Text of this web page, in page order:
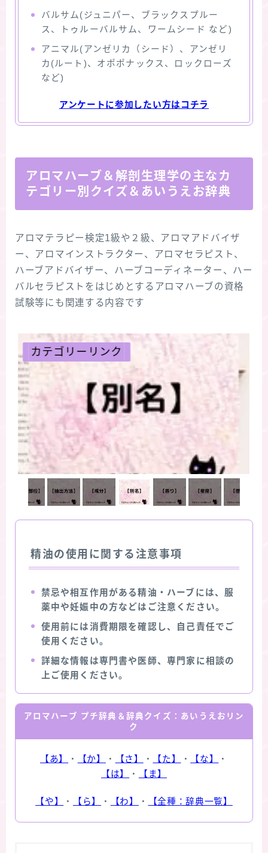
バルサム(ジュニパー、ブラックスプルー
ス、トゥルーバルサム、ワームシード など)
アニマル(アンゼリカ（シード）、アンゼリ
カ(ルート)、オポポナックス、ロックローズ
など)
アンケートに参加したい方はコチラ
アロマハーブ＆解剖生理学の主なカ
テゴリー別クイズ＆あいうえお辞典
アロマテラピー検定1級や２級、アロマアドバイザ
ー、アロマインストラクター、アロマセラピスト、
ハーブアドバイザー、ハーブコーディネーター、ハー
バルセラピストをはじめとするアロマハーブの資格
試験等にも関連する内容です
カテゴリーリンク
精油の使用に関する注意事項
禁忌や相互作用がある精油・ハーブには、服
薬中や妊娠中の方などはご注意ください。
使用前には消費期限を確認し、自己責任でご
使用ください。
詳細な情報は専門書や医師、専門家に相談の
上ご使用ください。
アロマハーブ プチ辞典＆辞典クイズ：あいうえおリン
ク
【あ】 ・ 【か】 ・ 【さ】 ・ 【た】 ・ 【な】
・
【は】
・ 【ま】
【や】 ・ 【ら】 ・ 【わ】 ・ 【全種：辞典一覧】